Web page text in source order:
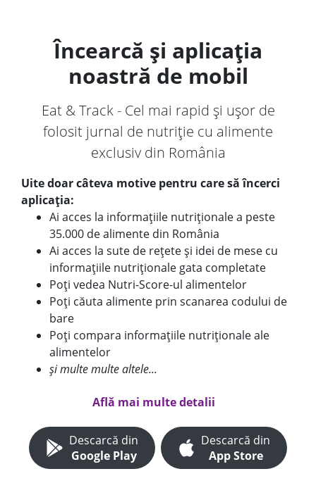
Încearcă și aplicația
noastră de mobil
Eat & Track - Cel mai rapid și ușor de
folosit jurnal de nutriție cu alimente
exclusiv din România
Uite doar câteva motive pentru care să încerci
aplicația:
Ai acces la informațiile nutriționale a peste
35.000 de alimente din România
Ai acces la sute de rețete și idei de mese cu
informațiile nutriționale gata completate
Poți vedea Nutri-Score-ul alimentelor
Poți căuta alimente prin scanarea codului de
bare
Poți compara informațiile nutriționale ale
alimentelor
și multe multe altele...
Află mai multe detalii
Descarcă din
Google Play
Descarcă din
App Store